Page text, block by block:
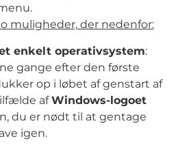
muligheder, der nedenfor:
enkelt operativsystem:
gange efter den første
op i løbet af genstart af
afWindows-logoet
du er nødt til at gentage
igen.